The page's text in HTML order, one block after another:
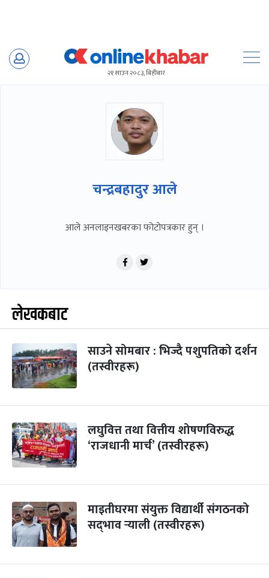
Skip
२१ साउन २०८३, बिहीबार
चन्द्रबहादुर आले
आले अनलाइनखबरका फोटोपत्रकार हुन् ।
लेखकबाट
साउने सोमबार : भिज्दै पशुपतिको दर्शन
(तस्वीरहरू)
लघुवित्त तथा वित्तीय शोषणविरुद्ध
‘राजधानी मार्च’ (तस्वीरहरू)
माइतीघरमा संयुक्त विद्यार्थी संगठनको
सद्‌भाव र्‍याली (तस्वीरहरू)